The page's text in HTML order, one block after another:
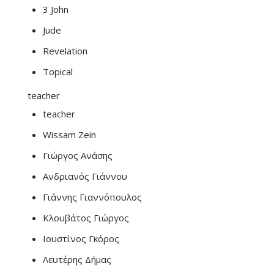
3 John
Jude
Revelation
Topical
teacher
teacher
Wissam Zein
Γιώργος Ανάσης
Ανδριανός Γιάννου
Γιάννης Γιαννόπουλος
Κλουβάτος Γιώργος
Ιουστίνος Γκόρος
Λευτέρης Δήμας